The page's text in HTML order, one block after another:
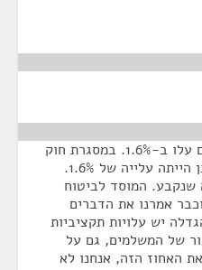
לגבי הנושא של ה-2% שהיום הם עלו ב-1.6%. במסגרת חוק
ההסדרים לשנים 2025–2026 אכן הייתה עלייה של 1.6%.
המוסד לביטוח
אמרנו את הדברים
יש עלויות תקציביות
של המשלמים, גם על
האחוז הזה, אנחנו לא